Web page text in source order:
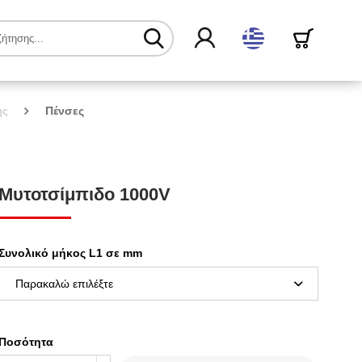
ελληνικά
Πένσες
Μυτοτσίμπιδο 1000V
μήκος L1 σε mm
Ποσότητα